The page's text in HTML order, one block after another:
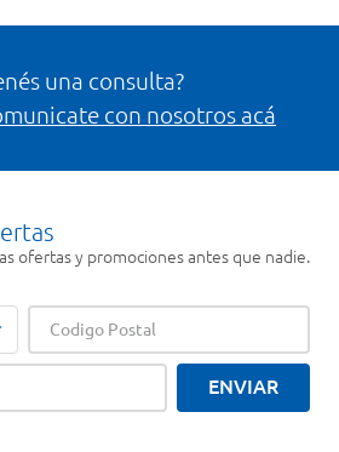
una consulta?
con nosotros acá
ofertas y promociones antes que nadie.
ENVIAR